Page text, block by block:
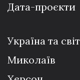
Дата-проєкти
Україна та світ
Миколаїв